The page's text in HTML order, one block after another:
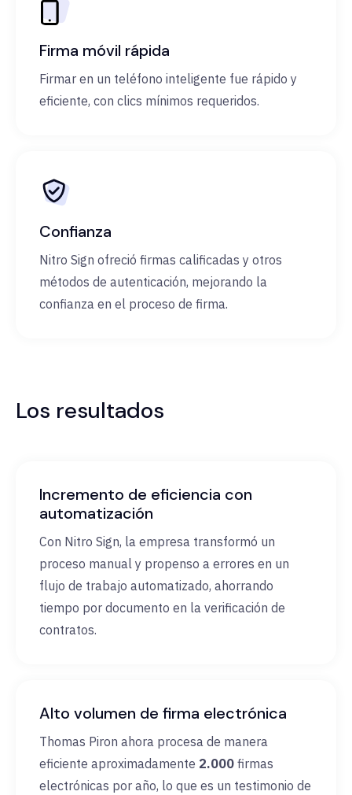
Firma móvil rápida
Firmar en un teléfono inteligente fue rápido y
eficiente, con clics mínimos requeridos.
Confianza
Nitro Sign ofreció firmas calificadas y otros
métodos de autenticación, mejorando la
confianza en el proceso de firma.
Los resultados
Incremento de eficiencia con
automatización
Con Nitro Sign, la empresa transformó un
proceso manual y propenso a errores en un
flujo de trabajo automatizado, ahorrando
tiempo por documento en la verificación de
contratos.
Alto volumen de firma electrónica
Thomas Piron ahora procesa de manera
eficiente aproximadamente 2.000 firmas
electrónicas por año, lo que es un testimonio de